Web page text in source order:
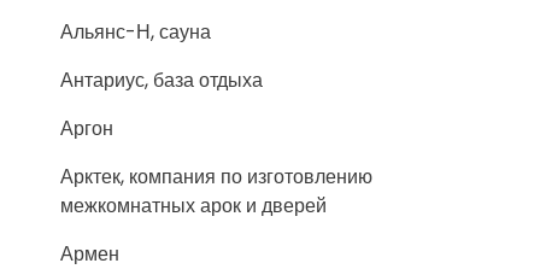
Альянс-Н, сауна
Антариус, база отдыха
Аргон
Арктек, компания по изготовлению
межкомнатных арок и дверей
Армен